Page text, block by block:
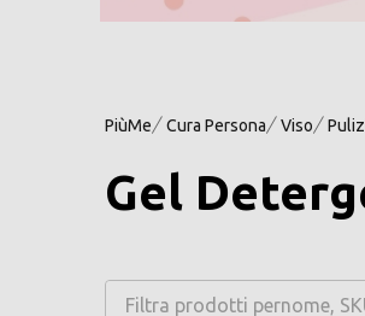
PiùMe Cura Persona Viso
Gel